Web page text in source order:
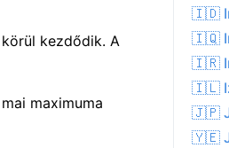
kezdődik. A
maximuma
🇮🇩
🇮🇶
🇮🇷
🇮🇱
🇯🇵
🇾🇪